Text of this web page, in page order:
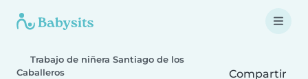
Trabajo de niñera Santiago de los
Caballeros
Compartir